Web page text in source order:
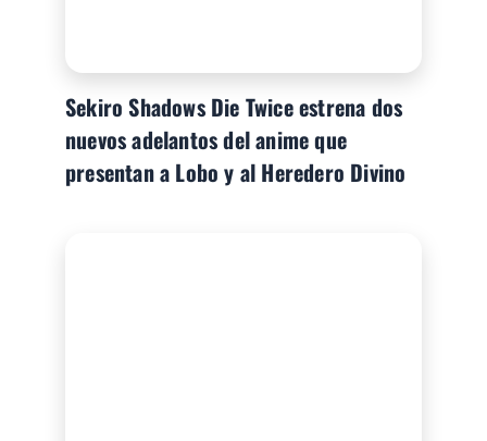
Sekiro Shadows Die Twice estrena dos
nuevos adelantos del anime que
presentan a Lobo y al Heredero Divino